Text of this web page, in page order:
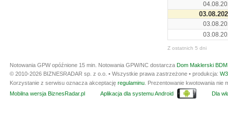
Z ostatnich 5 dni
Notowania GPW opóźnione 15 min. Notowania GPW/NC dostarcza Dom Maklerski
© 2010-2026 BIZNESRADAR sp. z o.o. • Wszystkie prawa zastrzeżone • produkcja:
Korzystanie z serwisu oznacza akceptację regulaminu . Prezentowanie kwotowania
Mobilna wersja BiznesRadar.pl
Aplikacja dla systemu Android Dla